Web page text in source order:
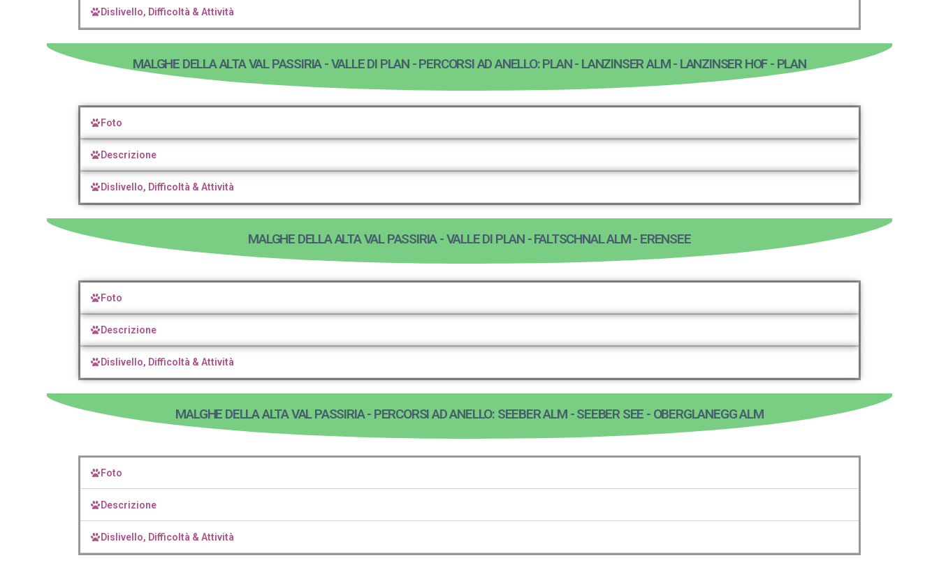
Dislivello, Difficoltà & Attività
MALGHE DELLA ALTA VAL PASSIRIA - VALLE DI PLAN - PERCORSI AD ANELLO: PLAN - LANZINSER ALM - LANZINSER HOF - PLAN
Foto
Descrizione
Dislivello, Difficoltà & Attività
MALGHE DELLA ALTA VAL PASSIRIA - VALLE DI PLAN - FALTSCHNAL ALM - ERENSEE
Foto
Descrizione
Dislivello, Difficoltà & Attività
MALGHE DELLA ALTA VAL PASSIRIA - PERCORSI AD ANELLO: SEEBER ALM - SEEBER SEE - OBERGLANEGG ALM
Foto
Descrizione
Dislivello, Difficoltà & Attività